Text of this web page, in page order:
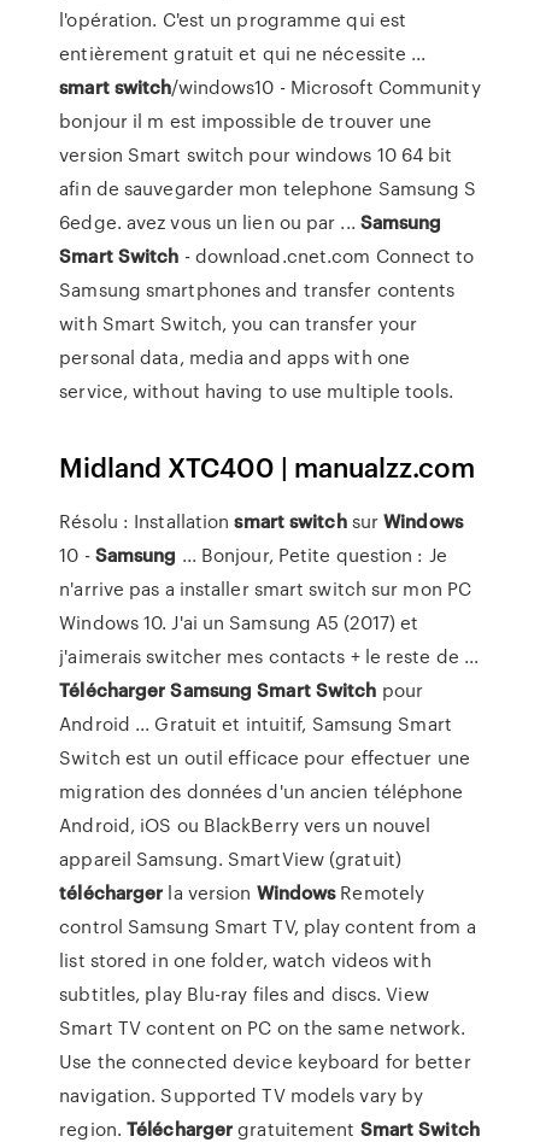
l'opération. C'est un programme qui est
entièrement gratuit et qui ne nécessite ...
smart switch/windows10 - Microsoft Community
bonjour il m est impossible de trouver une
version Smart switch pour windows 10 64 bit
afin de sauvegarder mon telephone Samsung S
6edge. avez vous un lien ou par ... Samsung
Smart Switch - download.cnet.com Connect to
Samsung smartphones and transfer contents
with Smart Switch, you can transfer your
personal data, media and apps with one
service, without having to use multiple tools.
Midland XTC400 | manualzz.com
Résolu : InstallationsmartswitchsurWindows
10 -Samsung ... Bonjour, Petite question : Je
n'arrive pas a installer smart switch sur mon PC
Windows 10. J'ai un Samsung A5 (2017) et
j'aimerais switcher mes contacts + le reste de ...
Télécharger Samsung Smart Switch pour
Android ... Gratuit et intuitif, Samsung Smart
Switch est un outil efficace pour effectuer une
migration des données d'un ancien téléphone
Android, iOS ou BlackBerry vers un nouvel
appareil Samsung. SmartView (gratuit)
télécharger la version WindowsRemotely
control Samsung Smart TV, play content from a
list stored in one folder, watch videos with
subtitles, play Blu-ray files and discs. View
Smart TV content on PC on the same network.
Use the connected device keyboard for better
navigation. Supported TV models vary by
region.Téléchargergratuitement Smart Switch